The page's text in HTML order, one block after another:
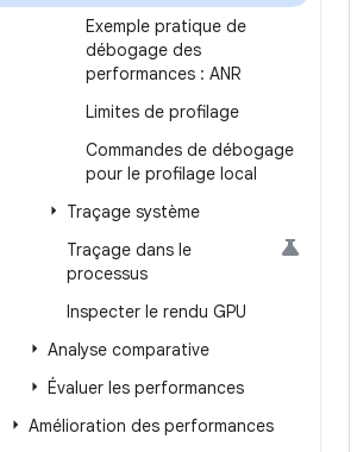
Exemple pratique de
débogage des
performances : ANR
Limites de profilage
Commandes de débogage
pour le profilage local
Traçage système
Traçage dans le
processus
Inspecter le rendu GPU
Analyse comparative
Évaluer les performances
Amélioration des performances